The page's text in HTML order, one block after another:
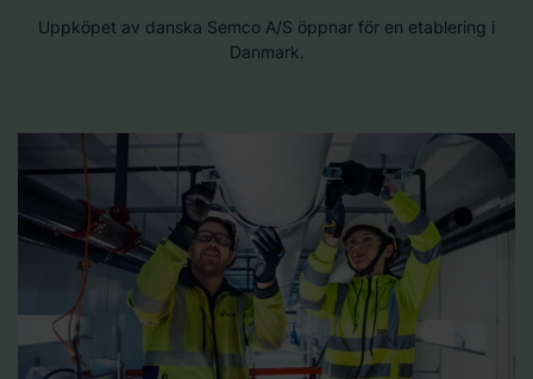
Uppköpet av danska Semco A/S öppnar för en etablering i
Danmark.